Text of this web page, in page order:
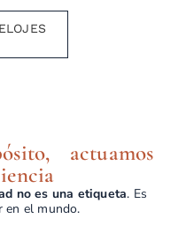
actuamos
no es una etiqueta. Es
en el mundo.